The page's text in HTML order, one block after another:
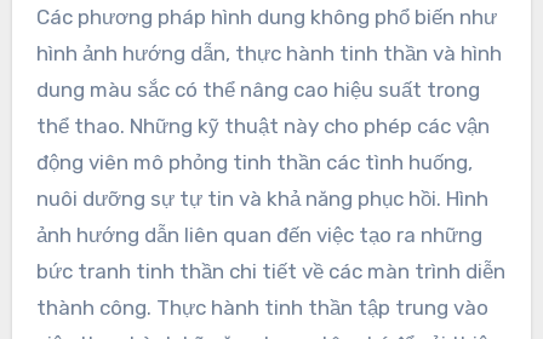
Các phương pháp hình dung không phổ biến như
hình ảnh hướng dẫn, thực hành tinh thần và hình
dung màu sắc có thể nâng cao hiệu suất trong
thể thao. Những kỹ thuật này cho phép các vận
động viên mô phỏng tinh thần các tình huống,
nuôi dưỡng sự tự tin và khả năng phục hồi. Hình
ảnh hướng dẫn liên quan đến việc tạo ra những
bức tranh tinh thần chi tiết về các màn trình diễn
thành công. Thực hành tinh thần tập trung vào